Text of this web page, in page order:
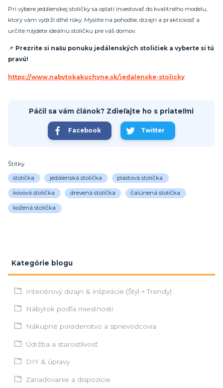
Kategórie blogu
Interiérový dizajn & inšpirácie (Štýl + Trendy)
Nábytok podľa miestnosti
Nákupné poradenstvo a sprievodcovia
Údržba a starostlivosť
DIY & úpravy
Zariaďovanie a dispozície
Pri výbere jedálenskej stoličky sa oplatí investovať do kvalitného modelu,
ktorý vám vydrží dlhé roky. Myslite na pohodlie, dizajn a praktickosť a
určite nájdete ideálnu stoličku pre váš domov.
📌 Prezrite si našu ponuku jedálenských stoličiek a vyberte si tú
pravú!
https://www.nabytokakuchyne.sk/jedalenske-stolicky
Páčil sa vám článok? Zdieľajte ho s priateľmi
Facebook Twitter
Štítky
stolička
jedálenská stolička plastová stolička
kovová stolička drevená stolička čalúnená stolička
kožená stolička